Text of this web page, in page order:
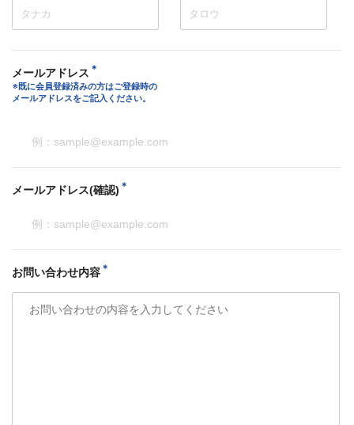
メールアドレス ＊︎
※既に会員登録済みの方はご登録時の
メールアドレスをご記入ください。
メールアドレス(確認) ＊︎
お問い合わせ内容 ＊︎